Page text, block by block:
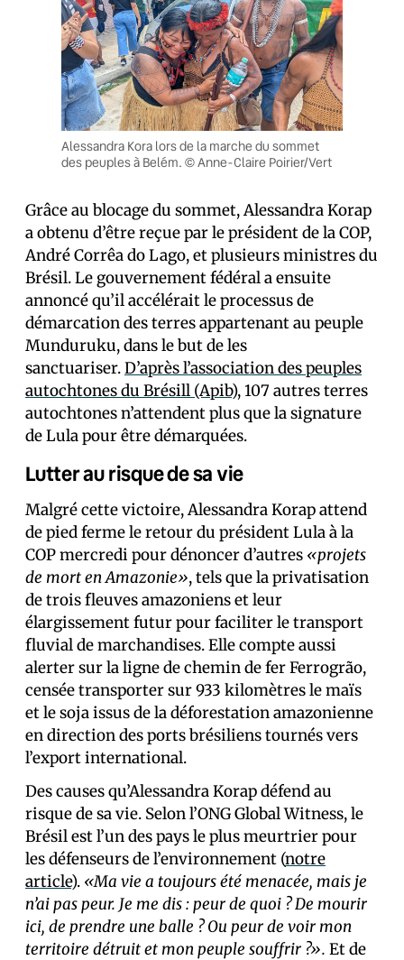
Alessandra Kora lors de la marche du sommet
des peuples à Belém. © Anne-Claire Poirier/Vert
Grâce au blocage du sommet, Alessandra Korap
a obtenu d’être reçue par le président de la COP,
André Corrêa do Lago, et plusieurs ministres du
Brésil. Le gouvernement fédéral a ensuite
annoncé qu’il accélérait le processus de
démarcation des terres appartenant au peuple
Munduruku, dans le but de les
sanctuariser.D’après l’association des peuples
autochtones du Brésill (Apib), 107 autres terres
autochtones n’attendent plus que la signature
de Lula pour être démarquées.
Lutter au risque de sa vie
Malgré cette victoire, Alessandra Korap attend
de pied ferme le retour du président Lula à la
COP mercredi pour dénoncer d’autres «projets
de mort en Amazonie», tels que la privatisation
de trois fleuves amazoniens et leur
élargissement futur pour faciliter le transport
fluvial de marchandises. Elle compte aussi
alerter sur la ligne de chemin de fer Ferrogrão,
censée transporter sur 933 kilomètres le maïs
et le soja issus de la déforestation amazonienne
en direction des ports brésiliens tournés vers
l’export international.
Des causes qu’Alessandra Korap défend au
risque de sa vie. Selon l’ONG Global Witness, le
Brésil est l’un des pays le plus meurtrier pour
les défenseurs de l’environnement (notre
article). «Ma vie a toujours été menacée, mais je
n’ai pas peur. Je me dis : peur de quoi ? De mourir
ici, de prendre une balle ? Ou peur de voir mon
territoire détruit et mon peuple souffrir ?». Et de